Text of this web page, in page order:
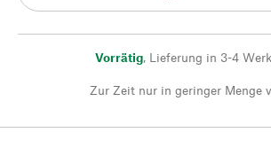
Vorrätig, Lieferung in 3-4
Zur Zeit nur in geringer Menge